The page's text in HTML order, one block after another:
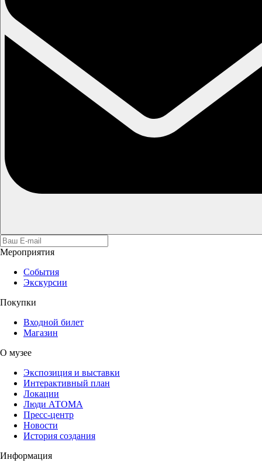
Мероприятия
События
Экскурсии
Покупки
Входной билет
Магазин
О музее
Экспозиция и выставки
Интерактивный план
Локации
Люди АТОМА
Пресс-центр
Новости
История создания
Информация